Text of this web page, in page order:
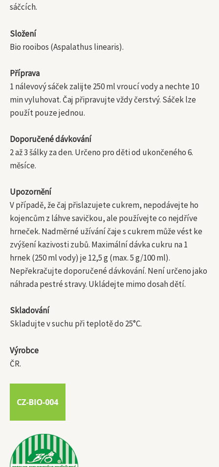
sáčcích.
Složení
Bio rooibos (Aspalathus linearis).
Příprava
1 nálevový sáček zalijte 250 ml vroucí vody a nechte 10
min vyluhovat. Čaj připravujte vždy čerstvý. Sáček lze
použít pouze jednou.
Doporučené dávkování
2 až 3 šálky za den. Určeno pro děti od ukončeného 6.
měsíce.
Upozornění
V případě, že čaj přislazujete cukrem, nepodávejte ho
kojencům z láhve savičkou, ale používejte co nejdříve
hrneček. Nadměrné užívání čaje s cukrem může vést ke
zvýšení kazivosti zubů. Maximální dávka cukru na 1
hrnek (250 ml vody) je 12,5 g (max. 5 g/100 ml).
Nepřekračujte doporučené dávkování. Není určeno jako
náhrada pestré stravy. Ukládejte mimo dosah dětí.
Skladování
Skladujte v suchu při teplotě do 25°C.
Výrobce
ČR.